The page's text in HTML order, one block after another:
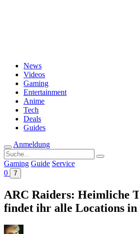
News
Videos
Gaming
Entertainment
Anime
Tech
Deals
Guides
Anmeldung
Suche
nach:
Gaming Guide Service
0
7
ARC Raiders: Heimliche
findet ihr alle Locations in